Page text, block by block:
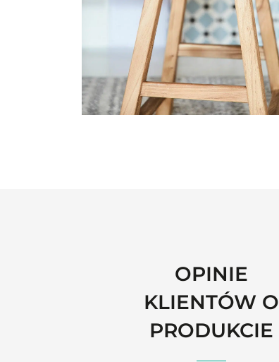
OPINIE
KLIENTÓW O
PRODUKCIE